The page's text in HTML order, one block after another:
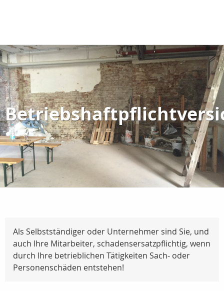
Als Selbstständiger oder Unternehmer sind Sie, und
auch Ihre Mitarbeiter, schadensersatzpflichtig, wenn
durch Ihre betrieblichen Tätigkeiten Sach- oder
Personenschäden entstehen!